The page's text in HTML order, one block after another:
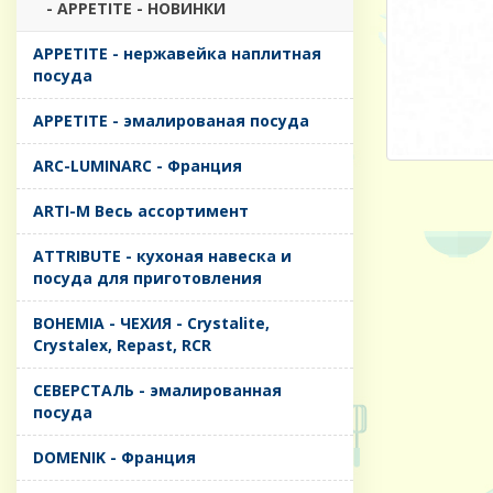
- APPETITE - НОВИНКИ
APPETITE - нержавейка наплитная
посуда
APPETITE - эмалированая посуда
ARC-LUMINARC - Франция
ARTI-M Весь ассортимент
ATTRIBUTE - кухоная навеска и
посуда для приготовления
BOHEMIA - ЧЕХИЯ - Crystalite,
Crystalex, Repast, RCR
CЕВЕРСТАЛЬ - эмалированная
посуда
DOMENIK - Франция